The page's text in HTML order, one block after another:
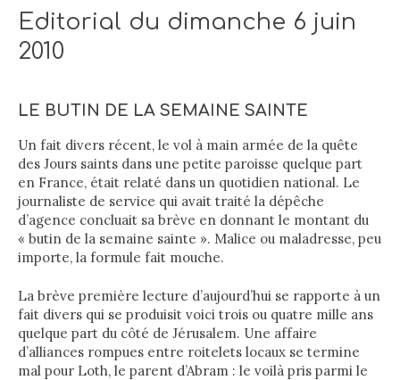
Editorial du dimanche 6 juin
2010
LE BUTIN DE LA SEMAINE SAINTE
Un fait divers récent, le vol à main armée de la quête
des Jours saints dans une petite paroisse quelque part
en France, était relaté dans un quotidien national. Le
journaliste de service qui avait traité la dépêche
d’agence concluait sa brève en donnant le montant du
« butin de la semaine sainte ». Malice ou maladresse, peu
importe, la formule fait mouche.
La brève première lecture d’aujourd’hui se rapporte à un
fait divers qui se produisit voici trois ou quatre mille ans
quelque part du côté de Jérusalem. Une affaire
d’alliances rompues entre roitelets locaux se termine
mal pour Loth, le parent d’Abram : le voilà pris parmi le